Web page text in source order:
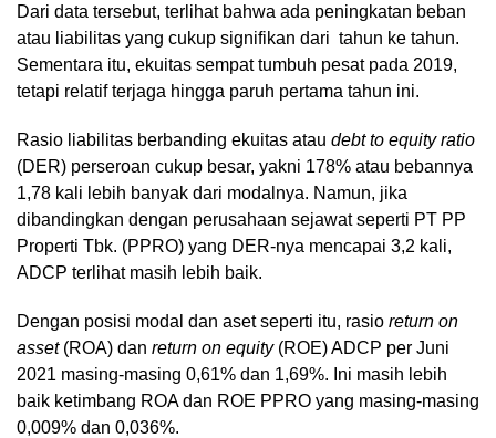
Dari data tersebut, terlihat bahwa ada peningkatan beban
atau liabilitas yang cukup signifikan dari tahun ke tahun.
Sementara itu, ekuitas sempat tumbuh pesat pada 2019,
tetapi relatif terjaga hingga paruh pertama tahun ini.
Rasio liabilitas berbanding ekuitas atau debt to equity ratio
(DER) perseroan cukup besar, yakni 178% atau bebannya
1,78 kali lebih banyak dari modalnya. Namun, jika
dibandingkan dengan perusahaan sejawat seperti PT PP
Properti Tbk. (PPRO) yang DER-nya mencapai 3,2 kali,
ADCP terlihat masih lebih baik.
Dengan posisi modal dan aset seperti itu, rasio return on
asset(ROA) dan return on equity(ROE) ADCP per Juni
2021 masing-masing 0,61% dan 1,69%. Ini masih lebih
baik ketimbang ROA dan ROE PPRO yang masing-masing
0,009% dan 0,036%.